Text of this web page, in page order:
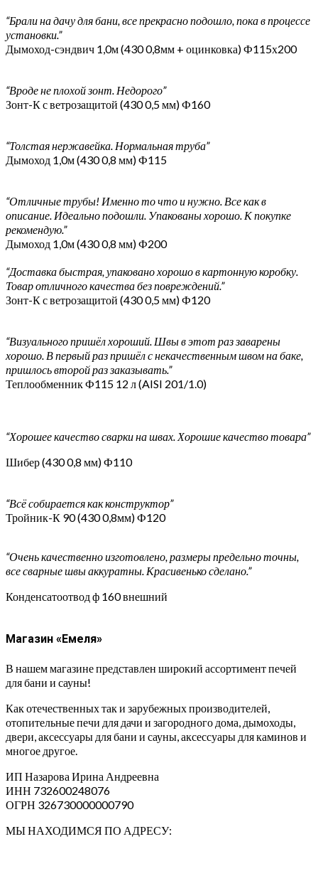
“Брали на дачу для бани, все прекрасно подошло, пока в процессе
установки.”
Дымоход-сэндвич 1,0м (430 0,8мм + оцинковка) Ф115х200
“Вроде не плохой зонт. Недорого”
Зонт-К с ветрозащитой (430 0,5 мм) Ф160
“Толстая нержавейка. Нормальная труба”
Дымоход 1,0м (430 0,8 мм) Ф115
“Отличные трубы! Именно то что и нужно. Все как в
описание. Идеально подошли. Упакованы хорошо. К покупке
рекомендую.”
Дымоход 1,0м (430 0,8 мм) Ф200
“Доставка быстрая, упаковано хорошо в картонную коробку.
Товар отличного качества без повреждений.”
Зонт-К с ветрозащитой (430 0,5 мм) Ф120
“Визуального пришёл хороший. Швы в этот раз заварены
хорошо. В первый раз пришёл с некачественным швом на баке,
пришлось второй раз заказывать.”
Теплообменник Ф115 12 л (AISI 201/1.0)
“Хорошее качество сварки на швах. Хорошие качество товара”
Шибер (430 0,8 мм) Ф110
“Всё собирается как конструктор”
Тройник-К 90 (430 0,8мм) Ф120
“Очень качественно изготовлено, размеры предельно точны,
все сварные швы аккуратны. Красивенько сделано.”
Конденсатоотвод ф 160 внешний
Магазин «Емеля»
В нашем магазине представлен широкий ассортимент печей
для бани и сауны!
Как отечественных так и зарубежных производителей,
отопительные печи для дачи и загородного дома, дымоходы,
двери, аксессуары для бани и сауны, аксессуары для каминов и
многое другое.
ИП Назарова Ирина Андреевна⁠
ИНН 732600248076
ОГРН 326730000000790
МЫ НАХОДИМСЯ ПО АДРЕСУ: